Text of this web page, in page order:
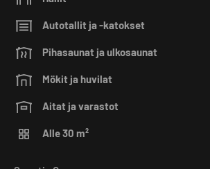
Autotallit ja -katokset
Pihasaunat ja ulkosaunat
Mökit ja huvilat
Aitat ja varastot
Alle 30 m²